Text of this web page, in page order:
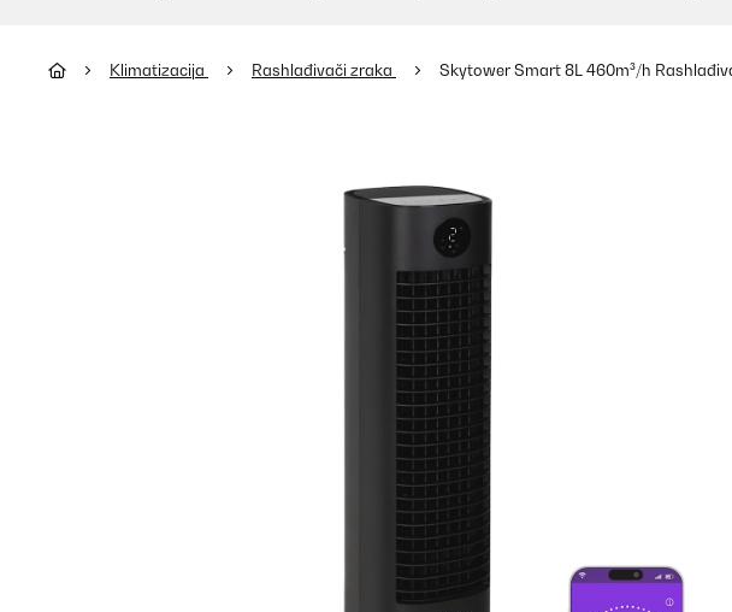
Klimatizacija Rashlađivači zraka Skytower Smart 8L 460m³/h